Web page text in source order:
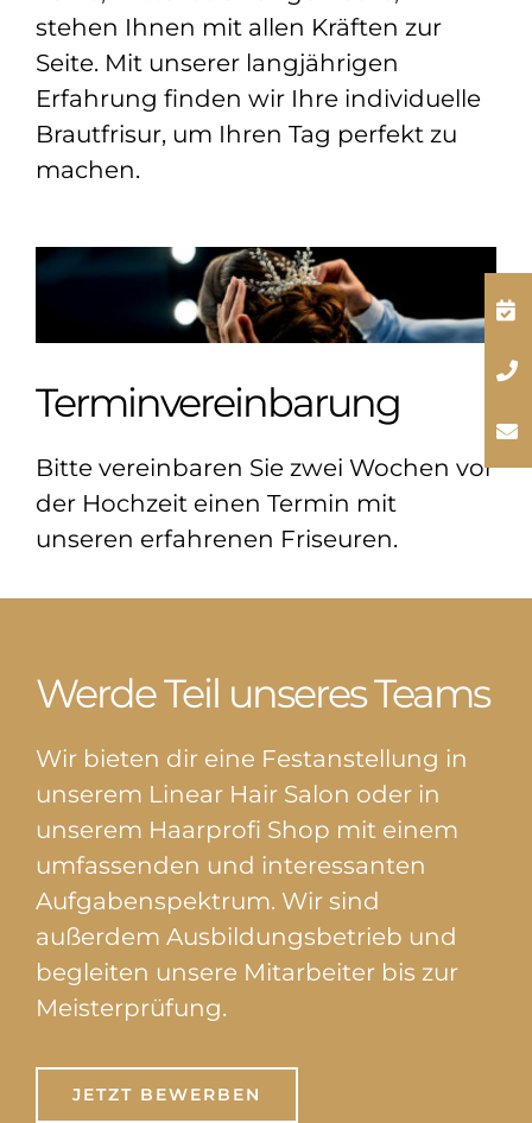
stehen Ihnen mit allen Kräften zur
Seite. Mit unserer langjährigen
Erfahrung finden wir Ihre individuelle
Brautfrisur, um Ihren Tag perfekt zu
machen.
Terminvereinbarung
Bitte vereinbaren Sie zwei Wochen vor
der Hochzeit einen Termin mit
unseren erfahrenen Friseuren.
Werde Teil unseres Teams
Wir bieten dir eine Festanstellung in
unserem Linear Hair Salon oder in
unserem Haarprofi Shop mit einem
umfassenden und interessanten
Aufgabenspektrum. Wir sind
außerdem Ausbildungsbetrieb und
begleiten unsere Mitarbeiter bis zur
Meisterprüfung.
JETZT BEWERBEN